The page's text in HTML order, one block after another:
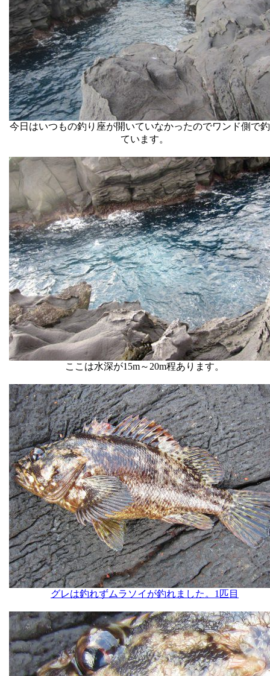
今日はいつもの釣り座が開いていなかったのでワンド側で
ています。
ここは水深が15m～20m程あります。
グレは釣れずムラソイが釣れました。1匹目